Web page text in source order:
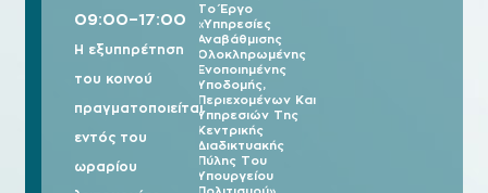
09:00–17:00
Η εξυπηρέτηση
του κοινού
πραγματοποιείται
εντός του
ωραρίου
Το Έργο
«Υπηρεσίες
Αναβάθμισης
Ολοκληρωμένης
Ενοποιημένης
Υποδομής,
Περιεχομένων Και
Υπηρεσιών Της
Κεντρικής
Διαδικτυακής
Πύλης Του
Υπουργείου